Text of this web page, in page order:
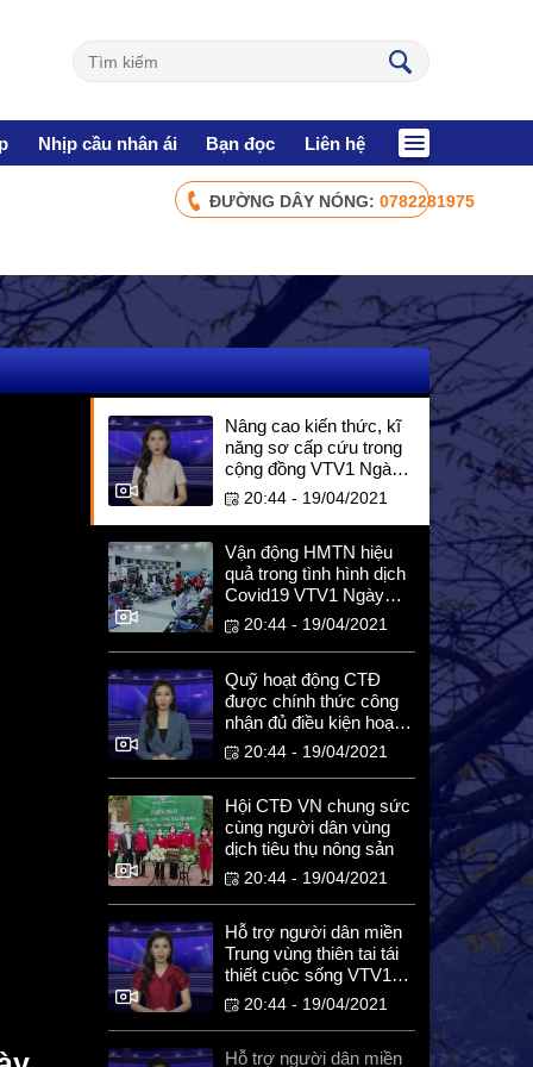
Nhịp cầu nhân ái Bạn đọc Liên hệ
CHÍNH SÁCH AN SINH
Xây dựng Nông thôn mới
Bảo hiểm xã hội - Bảo hiểm y tế
NHỊP CẦU NHÂN ÁI
Nhịp cầu Nhân ái VTV1
Địa chỉ nhân ái
ĐƯỜNG DÂY NÓNG: 0782281975
Nâng cao kiến thức, kĩ
năng sơ cấp cứu trong
cộng đồng VTV1 Ngày
19.4.2021
20:44 - 19/04/2021
Vận động HMTN hiệu
quả trong tình hình dịch
Covid19 VTV1 Ngày
8.3.2021
20:44 - 19/04/2021
Quỹ hoạt động CTĐ
được chính thức công
nhận đủ điều kiện hoạt
động VTV1 Ngày
15.3.2021
20:44 - 19/04/2021
Hội CTĐ VN chung sức
cùng người dân vùng
dịch tiêu thụ nông sản
20:44 - 19/04/2021
Hỗ trợ người dân miền
Trung vùng thiên tai tái
thiết cuộc sống VTV1
Ngày 22.3.2021
20:44 - 19/04/2021
Hỗ trợ người dân miền